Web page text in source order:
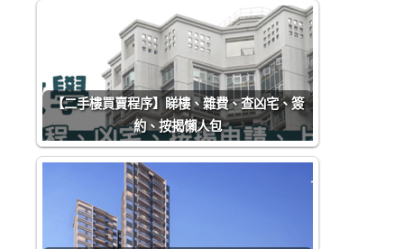
【二手樓買賣程序】睇樓、雜費、查凶宅、簽
約、按揭懶人包